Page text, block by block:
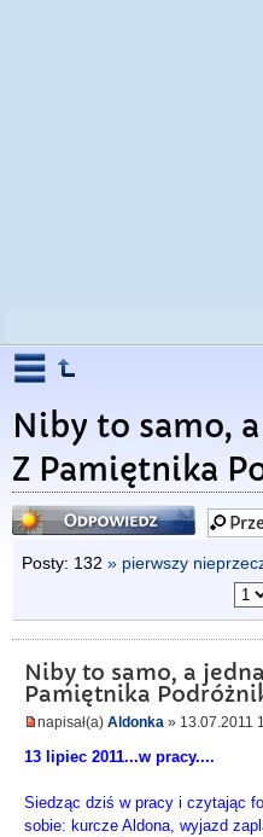
Niby to samo,
Z Pamiętnika
Odpowiedz
Posty: 132 » pierwszy
Niby to samo, a
Pamiętnika
napisał(a) Aldonka » 13.07.2011
13 lipiec 2011...w pracy....
Siedząc dziś w pracy i czytając
sobie: kurcze Aldona, wyjazd